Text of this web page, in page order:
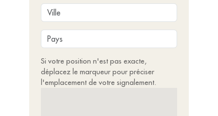
Si votre position n'est pas exacte,
déplacez le marqueur pour préciser
l'emplacement de votre signalement.